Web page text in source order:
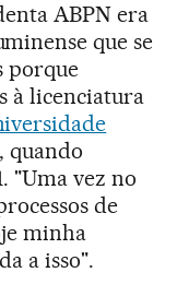
ABPN era
que se
porque
à licenciatura
quando
"Uma vez no
de
minha
a isso".